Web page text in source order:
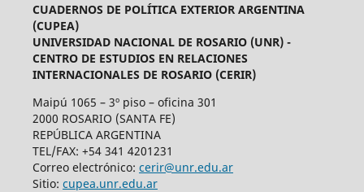
CUADERNOS DE POLÍTICA EXTERIOR ARGENTINA
(CUPEA)
UNIVERSIDAD NACIONAL DE ROSARIO (UNR) -
CENTRO DE ESTUDIOS EN RELACIONES
INTERNACIONALES DE ROSARIO (CERIR)
Maipú 1065 – 3º piso – oficina 301
2000 ROSARIO (SANTA FE)
REPÚBLICA ARGENTINA
TEL/FAX: +54 341 4201231
Correo electrónico: cerir@unr.edu.ar
Sitio: cupea.unr.edu.ar